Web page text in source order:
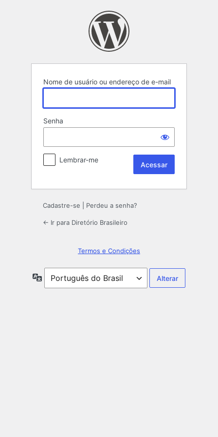
Nome de usuário ou endereço de e-mail
Senha
Lembrar-me
Cadastre-se Perdeu a senha?
← Ir para Diretório Brasileiro
Termos e Condições
Idioma